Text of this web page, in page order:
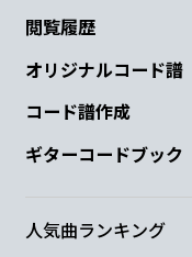
閲覧履歴
オリジナルコード譜
コード譜作成
ギターコードブック
人気曲ランキング